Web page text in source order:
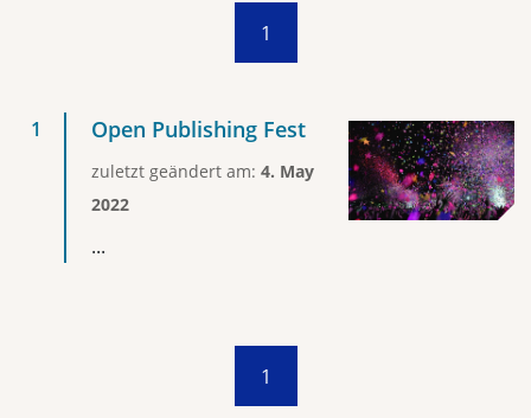
1
Open Publishing Fest
zuletzt geändert am: 4. May
2022
...
1